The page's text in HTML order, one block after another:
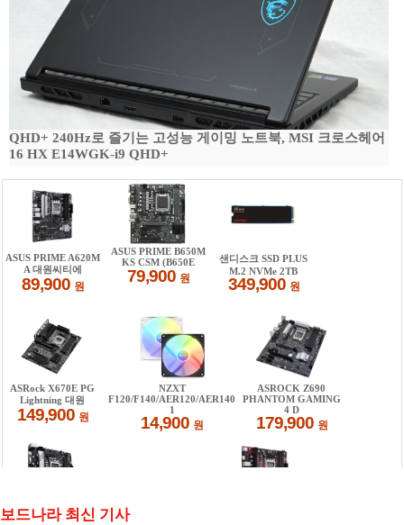
QHD+ 240Hz로 즐기는 고성능 게이밍 노트북, MSI 크로스헤어
16 HX E14WGK-i9 QHD+
보드나라 최신 기사